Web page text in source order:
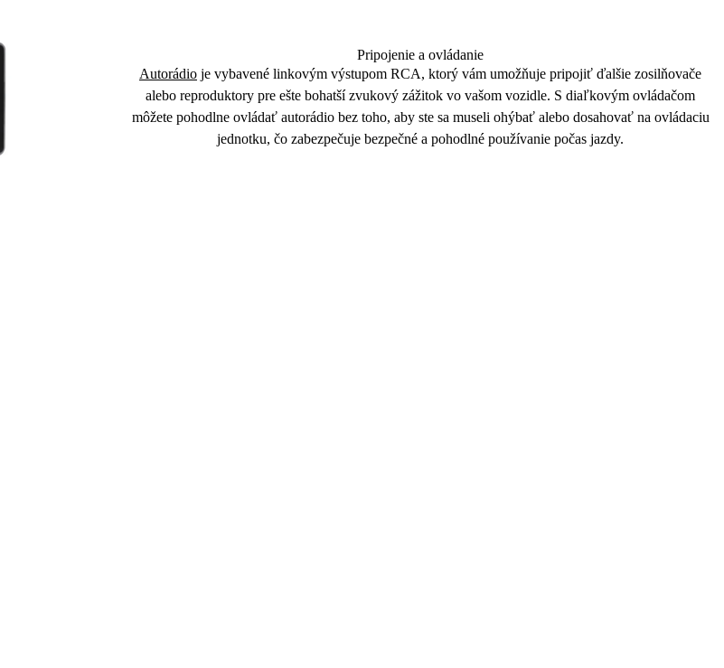
Pripojenie a ovládanie
Autorádio je vybavené linkovým výstupom RCA, ktorý vám umožňuje pripojiť ďalšie zosilňovače
alebo reproduktory pre ešte bohatšízvukový zážitok vo vašom vozidle. S diaľkovým ovládačom
môžete pohodlne ovládať autorádio bez toho, aby ste sa museli ohýbať alebo dosahovať na ovládaciu
jednotku, čo zabezpečuje bezpečné a pohodlné používanie počas jazdy.